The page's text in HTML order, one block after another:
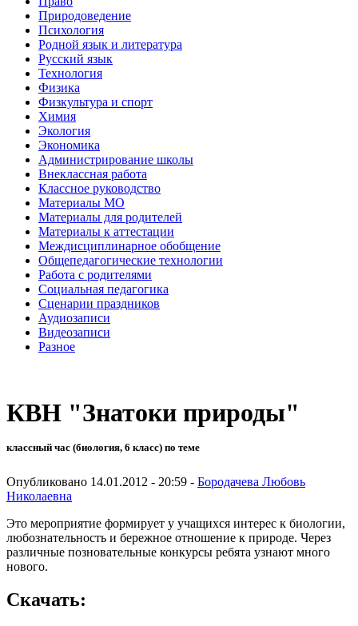
Природоведение
Психология
Родной язык и литература
Русский язык
Технология
Физика
Физкультура и спорт
Химия
Экология
Экономика
Администрирование школы
Внеклассная работа
Классное руководство
Материалы МО
Материалы для родителей
Материалы к аттестации
Междисциплинарное обобщение
Общепедагогические технологии
Работа с родителями
Социальная педагогика
Сценарии праздников
Аудиозаписи
Видеозаписи
Разное
КВН "Знатоки природы"
классный час (биология, 6 класс) по теме
Опубликовано 14.01.2012 - 20:59 - Бородачева Любовь
Николаевна
Это мероприятие формирует у учащихся интерес к биологии,
любознательность и бережное отношение к природе. Через
различные позновательные конкурсы ребята узнают много
нового.
Скачать: